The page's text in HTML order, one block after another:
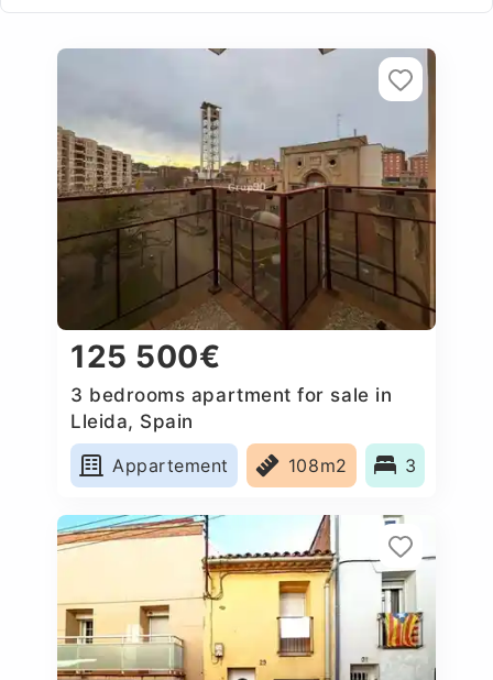
125 500€
3 bedrooms apartment for sale in
Lleida, Spain
Appartement
108m2 3